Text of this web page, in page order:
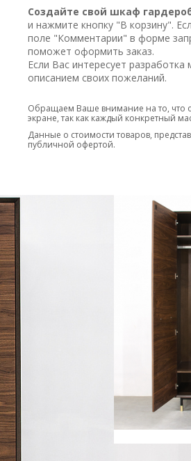
Основание выполнено из стали,
Регулируемые по высоте ножки
перетянуты натуральной кожей.
Функциональная фурнитура –
для вешал.
Оформить заказ можно через
Создайте свой шкаф
и нажмите кнопку "В корзину".
поле "Комментарии" в форме
поможет оформить заказ.
Если Вас интересует
описанием своих пожеланий.
Обращаем Ваше внимание на то, что
экране, так как каждый конкретный
Данные о стоимости товаров,
публичной офертой.